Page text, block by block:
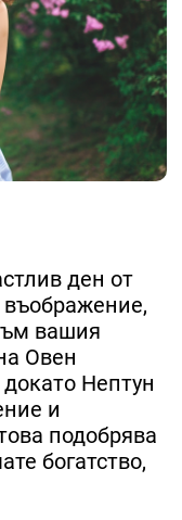
ден от
вашия
Овен
Нептун
и
подобрява
богатство,